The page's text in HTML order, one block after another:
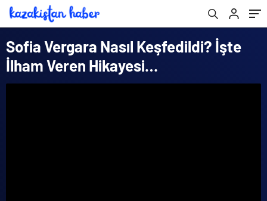
Sofia Vergara Nasıl Keşfedildi? İşte
İlham Veren Hikayesi…